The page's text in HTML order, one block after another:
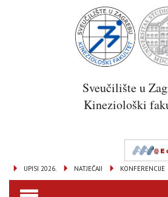
Sveučilište u
Kineziološki
KONFERENCIJE
NATJEČAJI
UPISI 2026.